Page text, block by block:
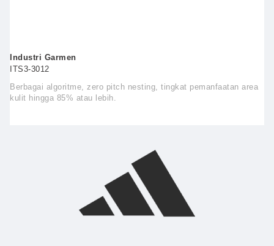
Industri Garmen
ITS3-3012
Berbagai algoritme, zero pitch nesting, tingkat pemanfaatan area
kulit hingga 85% atau lebih.